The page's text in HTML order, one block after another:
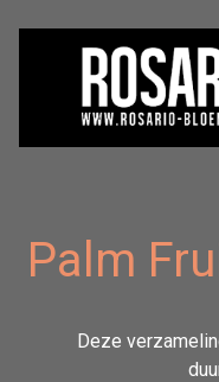
Palm
Deze